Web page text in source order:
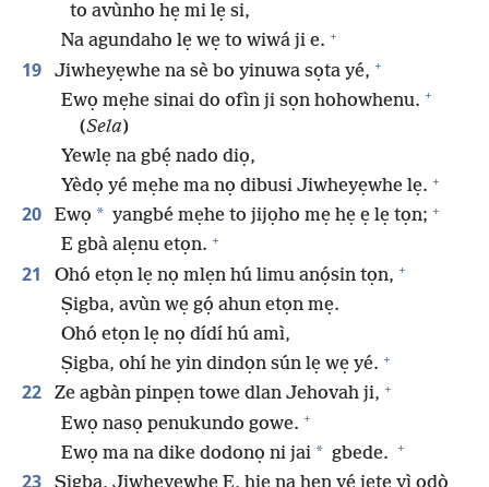
to avùnho hẹ mi lẹ si,
Na agundaho lẹ wẹ to wiwá ji e. +
19 Jiwheyẹwhe na sè bo yinuwa sọta yé, +
Ewọ mẹhe sinai do ofìn ji sọn hohowhenu. +
(Sela)
Yewlẹ na gbẹ́ nado diọ,
Yèdọ yé mẹhe ma nọ dibusi Jiwheyẹwhe lẹ. +
20 Ewọ * yangbé mẹhe to jijọho mẹ hẹ ẹ lẹ tọn; +
E gbà alẹnu etọn. +
21 Ohó etọn lẹ nọ mlẹn hú limu anọ́sin tọn, +
Ṣigba, avùn wẹ gọ́ ahun etọn mẹ.
Ohó etọn lẹ nọ dídí hú amì,
Ṣigba, ohí he yin dindọn sún lẹ wẹ yé. +
22 Ze agbàn pinpẹn towe dlan Jehovah ji, +
Ewọ nasọ penukundo gowe. +
Ewọ ma na dike dodonọ ni jai * gbede. +
23